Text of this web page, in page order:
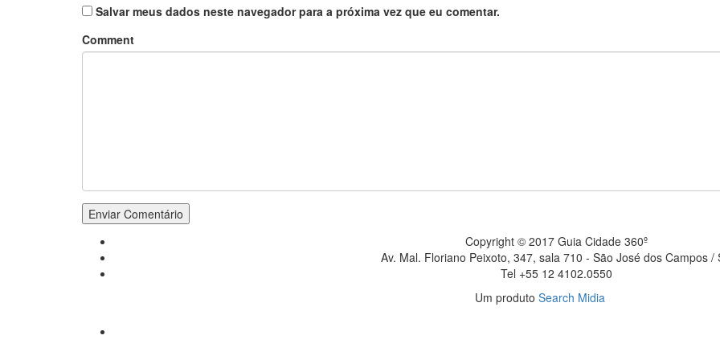
Salvar meus dados neste navegador para a próxima vez que eu comentar.
Comment
Copyright © 2017 Guia Cidade 360º
Av. Mal. Floriano Peixoto, 347, sala 710 - São José dos Campos /
Tel +55 12 4102.0550
Um produto Search Midia